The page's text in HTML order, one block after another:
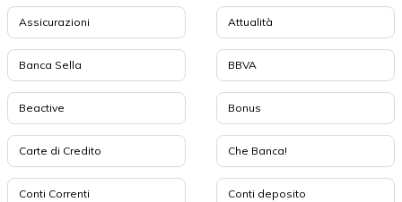
Assicurazioni Attualità
Banca Sella BBVA
Beactive Bonus
Carte di Credito Che Banca!
Conti Correnti Conti deposito